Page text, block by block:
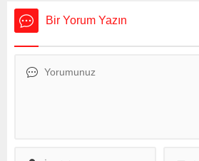
ifadelerini kullandı. Gazze
meselesi ile ilgili de
İsrail’i destekliyor. Biz de
Bir Yorum Yazın